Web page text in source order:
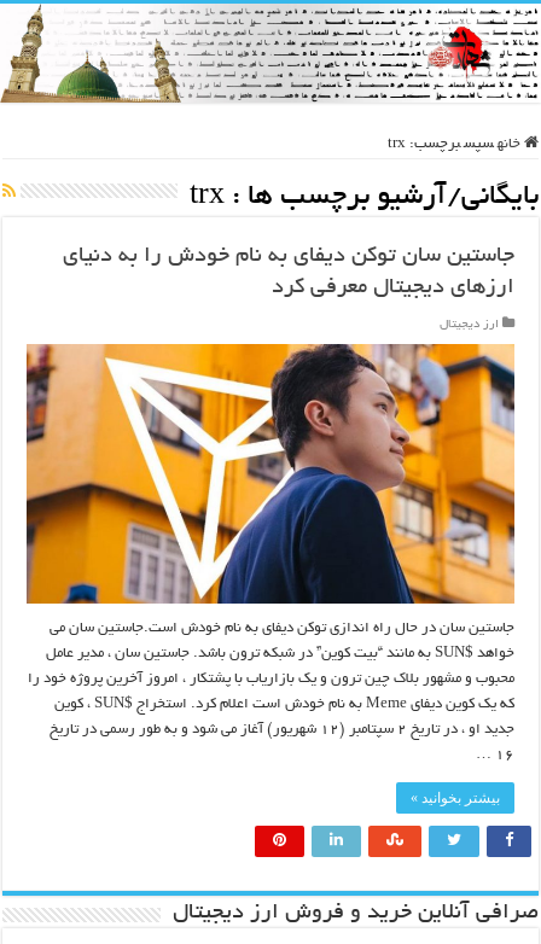
خانه سپس برچسب: trx
بایگانی/آرشیو برچسب ها : trx
جاستین سان توکن دیفای به نام خودش را به دنیای
ارزهای دیجیتال معرفی کرد
ارز دیجیتال
جاستین سان در حال راه اندازی توکن دیفای به نام خودش است.جاستین سان می
خواهد $SUN به مانند “بیت کوین” در شبکه ترون باشد. جاستین سان ، مدیر عامل
محبوب و مشهور بلاک چین ترون و یک بازاریاب با پشتکار ، امروز آخرین پروژه خود را
که یک کوین دیفای Meme به نام خودش است اعلام کرد. استخراج $SUN ، کوین
جدید او ، در تاریخ ۲ سپتامبر (۱۲ شهریور) آغاز می شود و به طور رسمی در تاریخ
۱۶ …
بیشتر بخوانید »
صرافی آنلاین خرید و فروش ارز دیجیتال